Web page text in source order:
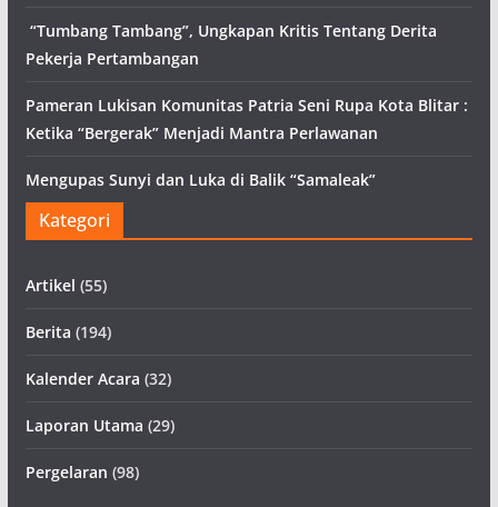
“Tumbang Tambang”, Ungkapan Kritis Tentang Derita
Pekerja Pertambangan
Pameran Lukisan Komunitas Patria Seni Rupa Kota Blitar :
Ketika “Bergerak” Menjadi Mantra Perlawanan
Mengupas Sunyi dan Luka di Balik “Samaleak”
Kategori
Artikel (55)
Berita (194)
Kalender Acara (32)
Laporan Utama (29)
Pergelaran (98)